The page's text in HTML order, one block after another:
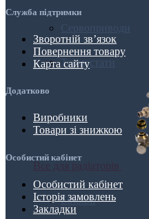
Термостати
Біноклі
Служба підтримки
Зворотній зв’язок
Повернення товару
Карта сайту
Додатково
Виробники
Товари зі знижкою
Особистий кабінет
Особистий кабінет
Історія замовлень
Закладки